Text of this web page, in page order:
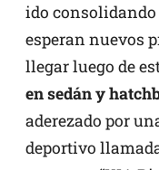
ido consolidando
esperan nuevos
llegar luego de
en sedán y
aderezado por
deportivo